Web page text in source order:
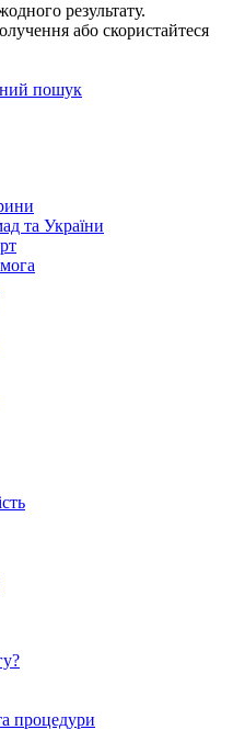
результату.
або скористайтеся
пошук
та України
процедури